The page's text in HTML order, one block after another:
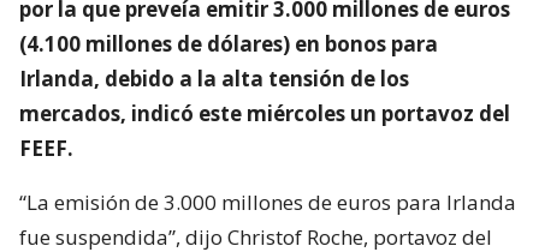
por la que preveía emitir 3.000 millones de euros
(4.100 millones de dólares) en bonos para
Irlanda, debido a la alta tensión de los
mercados, indicó este miércoles un portavoz del
FEEF.
“La emisión de 3.000 millones de euros para Irlanda
fue suspendida”, dijo Christof Roche, portavoz del